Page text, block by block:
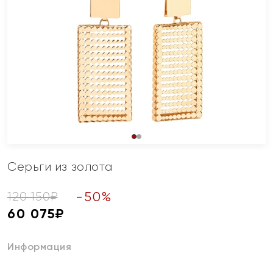
Серьги из золота
120 150₽ - 50%
60 075₽
Информация